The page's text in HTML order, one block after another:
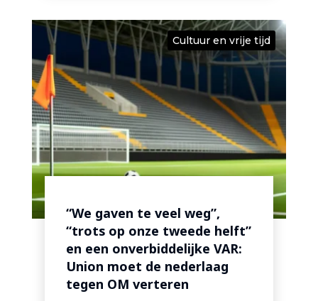
Cultuur en vrije tijd
“We gaven te veel weg”,
“trots op onze tweede helft”
en een onverbiddelijke VAR:
Union moet de nederlaag
tegen OM verteren